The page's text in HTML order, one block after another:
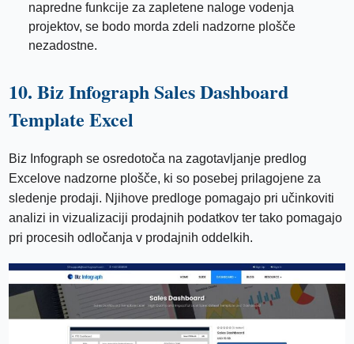
napredne funkcije za zapletene naloge vodenja
projektov, se bodo morda zdeli nadzorne plošče
nezadostne.
10. Biz Infograph Sales Dashboard
Template Excel
Biz Infograph se osredotoča na zagotavljanje predlog
Excelove nadzorne plošče, ki so posebej prilagojene za
sledenje prodaji. Njihove predloge pomagajo pri učinkoviti
analizi in vizualizaciji prodajnih podatkov ter tako pomagajo
pri procesih odločanja v prodajnih oddelkih.